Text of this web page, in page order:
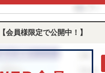
【会員様限定で公開中！】